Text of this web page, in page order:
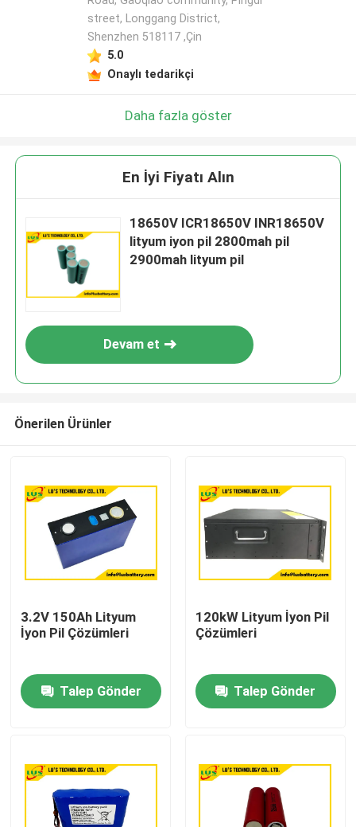
Ev
street, Longgang District,
Shenzhen 518117 ,Çin
5.0
Onaylı tedarikçi
Daha fazla göster
En İyi Fiyatı Alın
18650V ICR18650V INR18650V
lityum iyon pil 2800mah pil
2900mah lityum pil
Devam et
Önerilen Ürünler
3.2V 150Ah Lityum
İyon Pil Çözümleri
Talep Gönder
120kW Lityum İyon Pil
Çözümleri
Talep Gönder